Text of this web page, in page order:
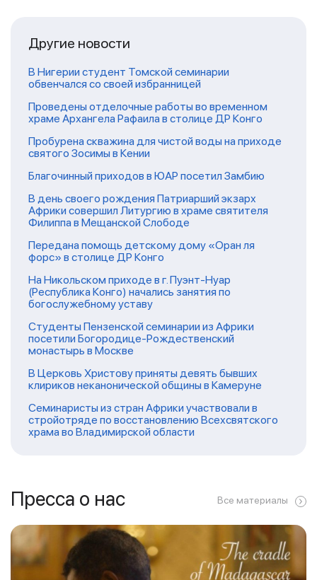
Другие новости
В Нигерии студент Томской семинарии
обвенчался со своей избранницей
Проведены отделочные работы во временном
храме Архангела Рафаила в столице ДР Конго
Пробурена скважина для чистой воды на приходе
святого Зосимы в Кении
Благочинный приходов в ЮАР посетил Замбию
В день своего рождения Патриарший экзарх
Африки совершил Литургию в храме святителя
Филиппа в Мещанской Слободе
Передана помощь детскому дому «Оран ля
форс» в столице ДР Конго
На Никольском приходе в г. Пуэнт-Нуар
(Республика Конго) начались занятия по
богослужебному уставу
Студенты Пензенской семинарии из Африки
посетили Богородице-Рождественский
монастырь в Москве
В Церковь Христову приняты девять бывших
клириков неканонической общины в Камеруне
Семинаристы из стран Африки участвовали в
стройотряде по восстановлению Всехсвятского
храма во Владимирской области
Пресса о нас Все материалы